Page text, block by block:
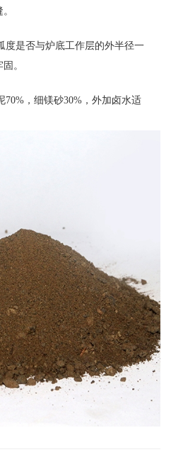
度是否与炉底工作层的外半径一
。
，细镁砂30%，外加卤水适